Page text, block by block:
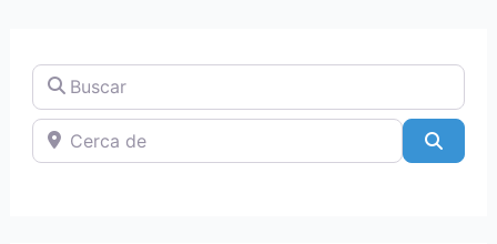
Buscar
Cerca de